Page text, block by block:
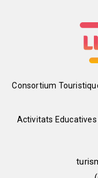
Menú
del
Consortium
Peu
Activitats Educatives